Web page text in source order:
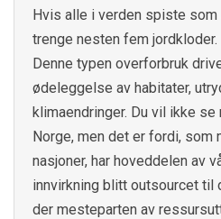
Hvis alle i verden spiste som
trenge nesten fem jordkloder.
Denne typen overforbruk
ødeleggelse av habitater,
klimaendringer. Du vil ikke
Norge, men det er fordi, som
nasjoner, har hoveddelen av
innvirkning blitt outsourcet til
der mesteparten av